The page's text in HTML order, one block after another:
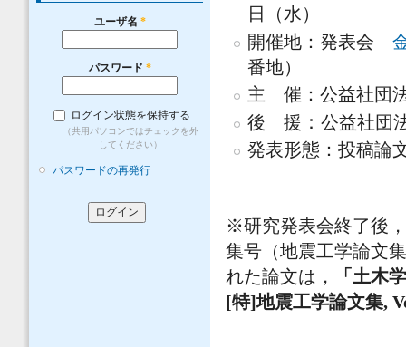
ユーザ名 *
パスワード *
ログイン状態を保持する
（共用パソコンではチェックを外
してください）
パスワードの再発行
日（水）
開催地：発表会
番地）
主 催：公益社団
後 援 ：公益社団
発表形態：投稿論
※研究発表会終了後
集号（地震工学論文
れた論文は，
「土木
[特]地震工学論文集,